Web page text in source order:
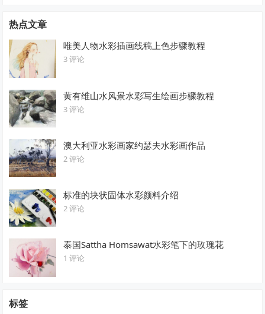
热点文章
唯美人物水彩插画线稿上色步骤教程
3 评论
黄有维山水风景水彩写生绘画步骤教程
3 评论
澳大利亚水彩画家约瑟夫水彩画作品
2 评论
标准的块状固体水彩颜料介绍
2 评论
泰国Sattha Homsawat水彩笔下的玫瑰花
1 评论
标签